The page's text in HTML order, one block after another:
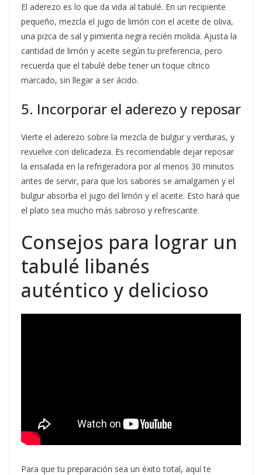
El aderezo es lo que da vida al tabulé. En un recipiente
pequeño, mezcla el jugo de limón con el aceite de oliva,
una pizca de sal y pimienta negra recién molida. Ajusta la
cantidad de limón y aceite según tu preferencia, pero
recuerda que el tabulé debe tener un toque cítrico
marcado, sin llegar a ser ácido.
5. Incorporar el aderezo y reposar
Vierte el aderezo sobre la mezcla de bulgur y verduras, y
revuelve con delicadeza. Es recomendable dejar reposar
la ensalada en la refrigeradora por al menos 30 minutos
antes de servir, para que los sabores se amalgamen y el
bulgur absorba el jugo del limón y el aceite. Esto hará que
el plato sea mucho más sabroso y refrescante.
Consejos para lograr un
tabulé libanés
auténtico y delicioso
Para que tu preparación sea un éxito total, aquí te